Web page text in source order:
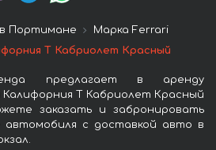
Портимане
Марка Ferrari
Т Кабриолет Красный
предлагает в аренду
Т Кабриолет Красный
заказать и забронировать
с доставкой авто в